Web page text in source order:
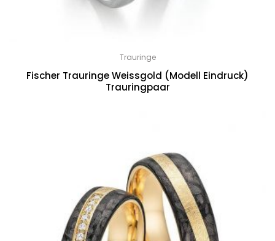
Trauringe
Fischer Trauringe Weissgold (Modell Eindruck)
Trauringpaar